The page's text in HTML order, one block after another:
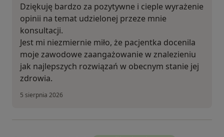
Dziękuję bardzo za pozytywne i cieple wyrażenie
opinii na temat udzielonej przeze mnie
konsultacji.
Jest mi niezmiernie miło, że pacjentka docenila
moje zawodowe zaangażowanie w znalezieniu
jak najlepszych rozwiązań w obecnym stanie jej
zdrowia.
5 sierpnia 2026